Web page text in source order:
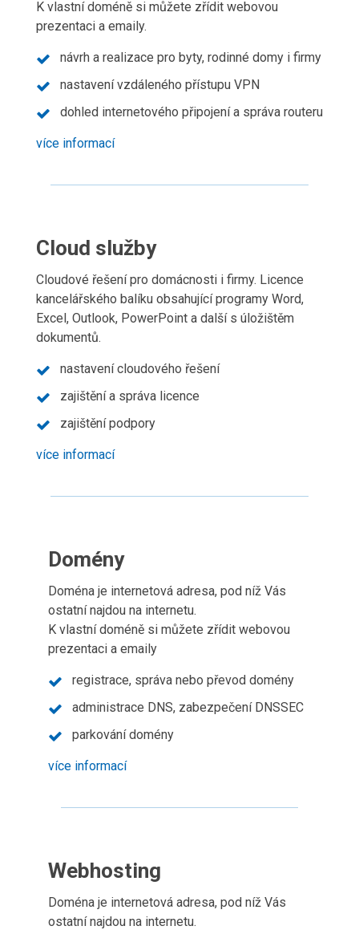
K vlastní doméně si můžete zřídit webovou
prezentaci a emaily.
návrh a realizace pro byty, rodinné domy i firmy
nastavení vzdáleného přístupu VPN
dohled internetového připojení a správa routeru
více informací
Cloud služby
Cloudové řešení pro domácnosti i firmy. Licence
kancelářského balíku obsahující programy Word,
Excel, Outlook, PowerPoint a další s úložištěm
dokumentů.
nastavení cloudového řešení
zajištění a správa licence
zajištění podpory
více informací
Domény
Doména je internetová adresa, pod níž Vás
ostatní najdou na internetu.
K vlastní doméně si můžete zřídit webovou
prezentaci a emaily
registrace, správa nebo převod domény
administrace DNS, zabezpečení DNSSEC
parkování domény
více informací
Webhosting
Doména je internetová adresa, pod níž Vás
ostatní najdou na internetu.